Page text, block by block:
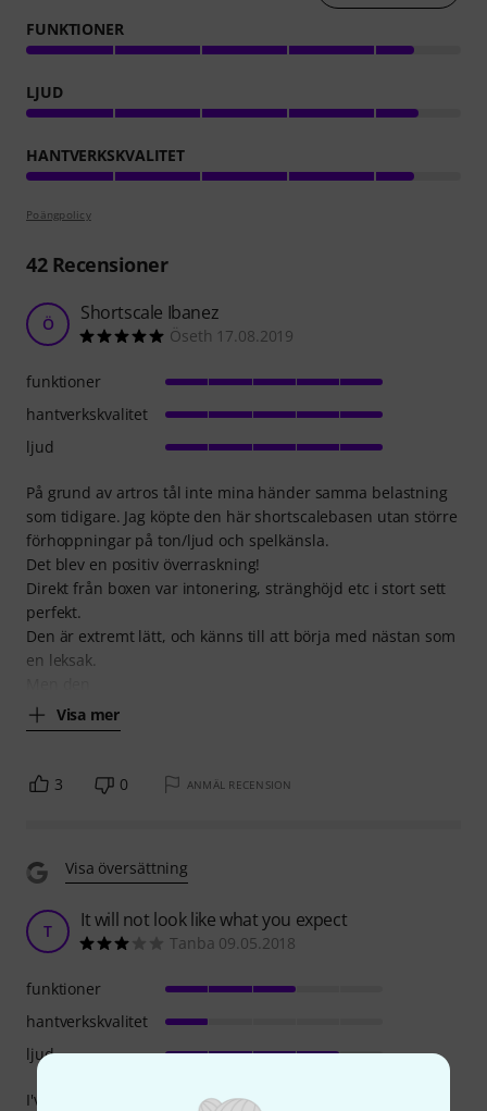
FUNKTIONER
LJUD
HANTVERKSKVALITET
Poängpolicy
42Recensioner
Ö Shortscale Ibanez
Öseth 17.08.2019
På grund av artros tål inte mina händer samma belastning
som tidigare. Jag köpte den här shortscalebasen utan större
förhoppningar på ton/ljud och spelkänsla.
Det blev en positiv överraskning!
Direkt från boxen var intonering, stränghöjd etc i stort sett
perfekt.
Den är extremt lätt, och känns till att börja med nästan som
en leksak.
Visa mer
funktioner
hantverkskvalitet
ljud
3 0 ANMÄL RECENSION
Visa översättning
T It will not look like what you expect
Tanba 09.05.2018
I've waited long to find this special finish available: the
funktioner
hantverkskvalitet
ljud